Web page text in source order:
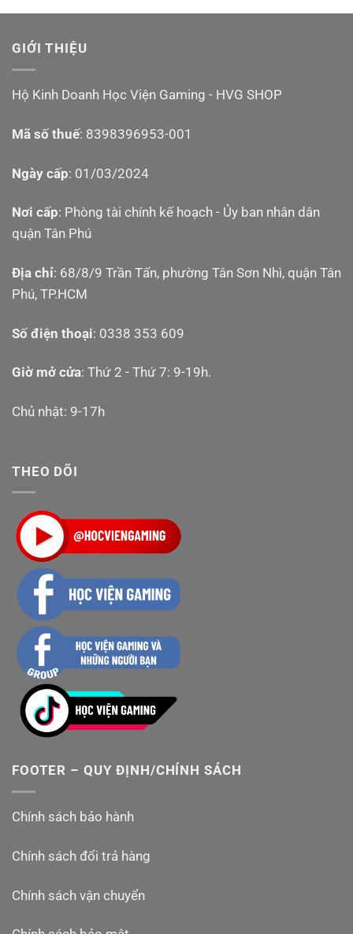
GIỚI THIỆU
Hộ Kinh Doanh Học Viện Gaming - HVG SHOP
Mã số thuế: 8398396953-001
Ngày cấp: 01/03/2024
Nơi cấp: Phòng tài chính kế hoạch - Ủy ban nhân dân
quận Tân Phú
Địa chỉ: 68/8/9 Trần Tấn, phường Tân Sơn Nhì, quận Tân
Phú, TP.HCM
Số điện thoại: 0338 353 609
Giờ mở cửa: Thứ 2 - Thứ 7: 9-19h.
Chủ nhật: 9-17h
THEO DÕI
FOOTER – QUY ĐỊNH/CHÍNH SÁCH
Chính sách bảo hành
Chính sách đổi trả hàng
Chính sách vận chuyển